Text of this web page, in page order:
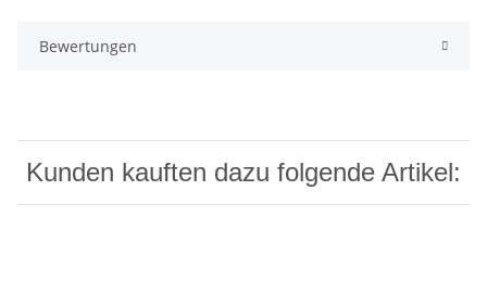
Bewertungen
Kunden kauften dazu folgende Artikel: